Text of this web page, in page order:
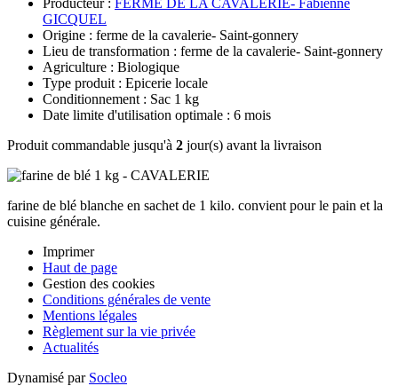
GICQUEL
Origine : ferme de la cavalerie- Saint-gonnery
Lieu de transformation : ferme de la cavalerie- Saint-gonnery
Agriculture : Biologique
Type produit : Epicerie locale
Conditionnement : Sac 1 kg
Date limite d'utilisation optimale : 6 mois
Produit commandable jusqu'à 2 jour(s) avant la livraison
farine de blé blanche en sachet de 1 kilo. convient pour le pain et la
cuisine générale.
Imprimer
Haut de page
Gestion des cookies
Conditions générales de vente
Mentions légales
Règlement sur la vie privée
Actualités
Dynamisé par Socleo